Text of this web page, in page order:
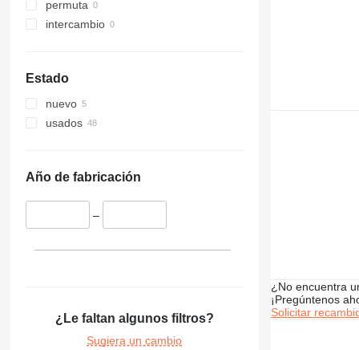
permuta
intercambio
Estado
nuevo
usados
Año de fabricación
–
¿Le faltan algunos filtros?
Sugiera un cambio
¿No encuentra
¡Pregúntenos
Solicitar